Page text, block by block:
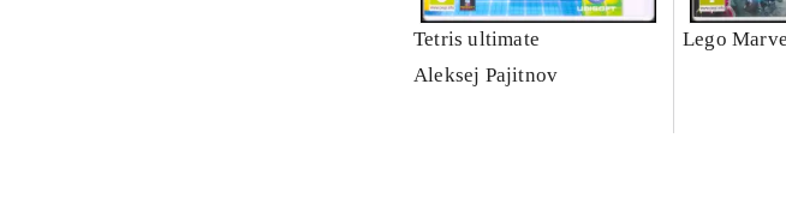
Tetris ultimate
Aleksej Pajitnov
Lego